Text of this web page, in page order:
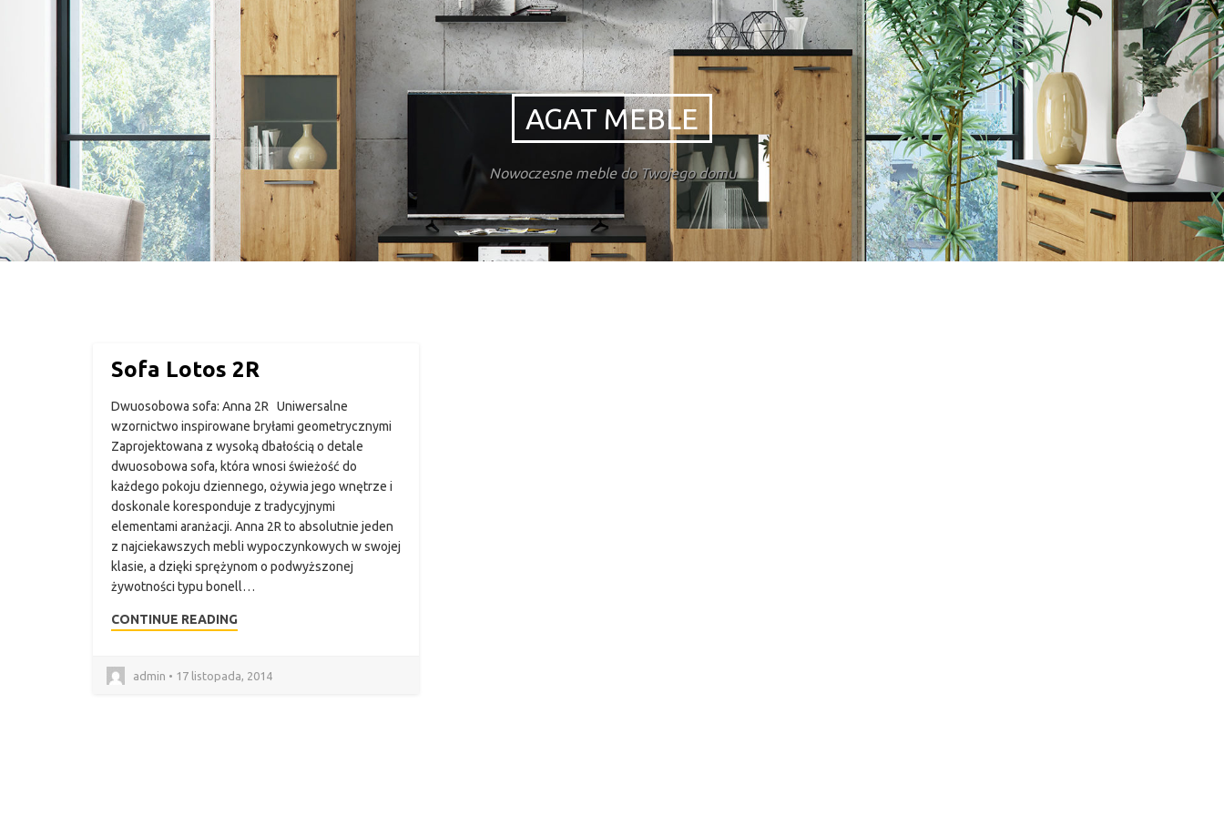
AGAT MEBLE
Nowoczesne meble do Twojego domu
Sofa Lotos 2R
Dwuosobowa sofa: Anna 2R Uniwersalne
wzornictwo inspirowane bryłami geometrycznymi
Zaprojektowana z wysoką dbałością o detale
dwuosobowa sofa, która wnosi świeżość do
każdego pokoju dziennego, ożywia jego wnętrze i
doskonale koresponduje z tradycyjnymi
elementami aranżacji. Anna 2R to absolutnie jeden
z najciekawszych mebli wypoczynkowych w swojej
klasie, a dzięki sprężynom o podwyższonej
żywotności typu bonell…
CONTINUE READING
admin • 17 listopada, 2014